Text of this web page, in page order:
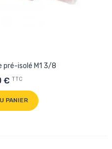
pré-isolé M1 3/8
€ TTC
PANIER